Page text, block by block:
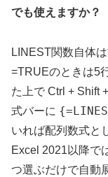
でも使えますか？
LINEST関数自体
=TRUEのときは5
た上で Ctrl + Shift
式バーに
いれば配列数式と
Excel 2021以降で
つ選ぶだけで自動